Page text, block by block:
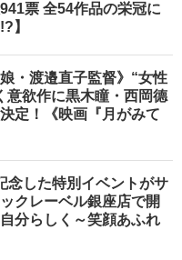
票 全54作品の栄冠に
】
・渡邉直子監督》“女性
意欲作に黒木瞳・西岡德
定！《映画『月がみて
念した特別イベントがサ
クレーベル銀座店で開
分らしく～笑顔あふれ